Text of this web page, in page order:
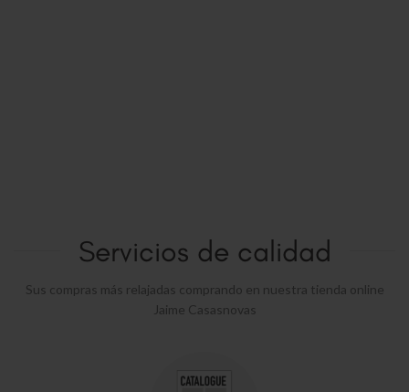
Servicios de calidad
Sus compras más relajadas comprando en nuestra tienda online
Jaime Casasnovas